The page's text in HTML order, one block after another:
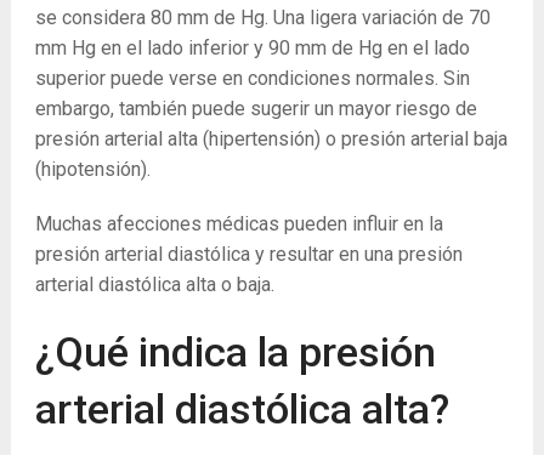
se considera 80 mm de Hg. Una ligera variación de 70
mm Hg en el lado inferior y 90 mm de Hg en el lado
superior puede verse en condiciones normales. Sin
embargo, también puede sugerir un mayor riesgo de
presión arterial alta (hipertensión) o presión arterial baja
(hipotensión).
Muchas afecciones médicas pueden influir en la
presión arterial diastólica y resultar en una presión
arterial diastólica alta o baja.
¿Qué indica la presión
arterial diastólica alta?